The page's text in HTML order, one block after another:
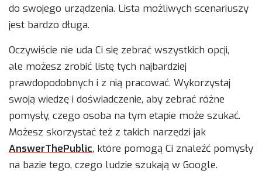
do swojego urządzenia. Lista możliwych scenariuszy
jest bardzo długa.
Oczywiście nie uda Ci się zebrać wszystkich opcji,
ale możesz zrobić listę tych najbardziej
prawdopodobnych i z nią pracować. Wykorzystaj
swoją wiedzę i doświadczenie, aby zebrać różne
pomysły, czego osoba na tym etapie może szukać.
Możesz skorzystać też z takich narzędzi jak
AnswerThePublic, które pomogą Ci znaleźć pomysły
na bazie tego, czego ludzie szukają w Google.